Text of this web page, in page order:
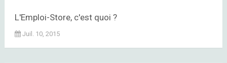
L'Emploi-Store, c'est quoi ?
Juil. 10, 2015